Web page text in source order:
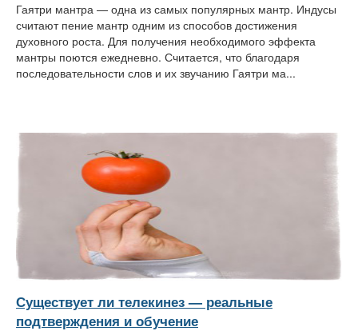
Гаятри мантра — одна из самых популярных мантр. Индусы
считают пение мантр одним из способов достижения
духовного роста. Для получения необходимого эффекта
мантры поются ежедневно. Считается, что благодаря
последовательности слов и их звучанию Гаятри ма...
Существует ли телекинез — реальные
подтверждения и обучение